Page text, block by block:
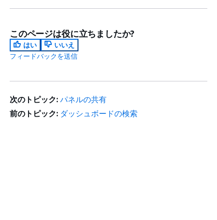
このページは役に立ちましたか?
はい
いいえ
フィードバックを送信
次のトピック: パネルの共有
前のトピック: ダッシュボードの検索